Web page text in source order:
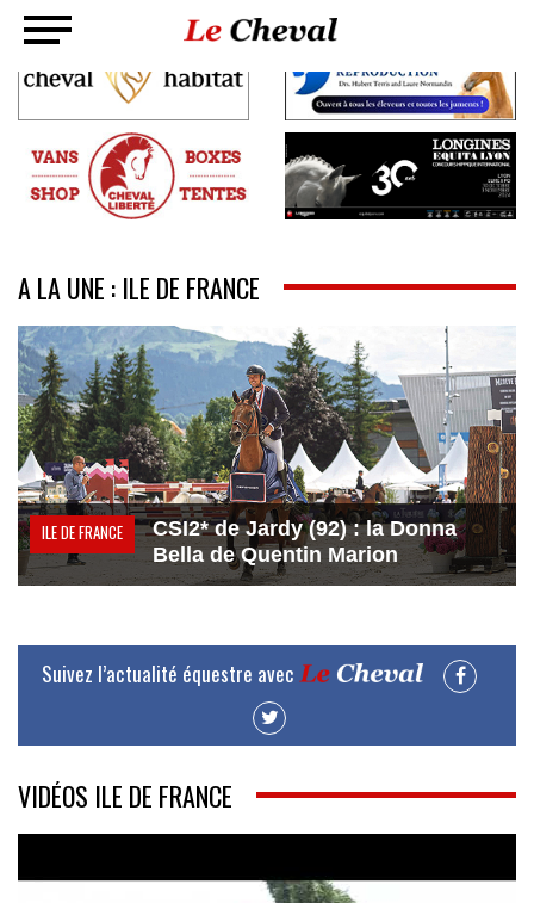
A LA UNE : ILE DE FRANCE
ILE DE FRANCE
CSI2* de Jardy (92) : la Donna
Bella de Quentin Marion
Suivez l’actualité équestre avec
VIDÉOS ILE DE FRANCE